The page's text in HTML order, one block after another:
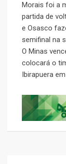
Morais foi a
partida de
e Osasco
semifinal na
O Minas
colocará o
Ibirapuera